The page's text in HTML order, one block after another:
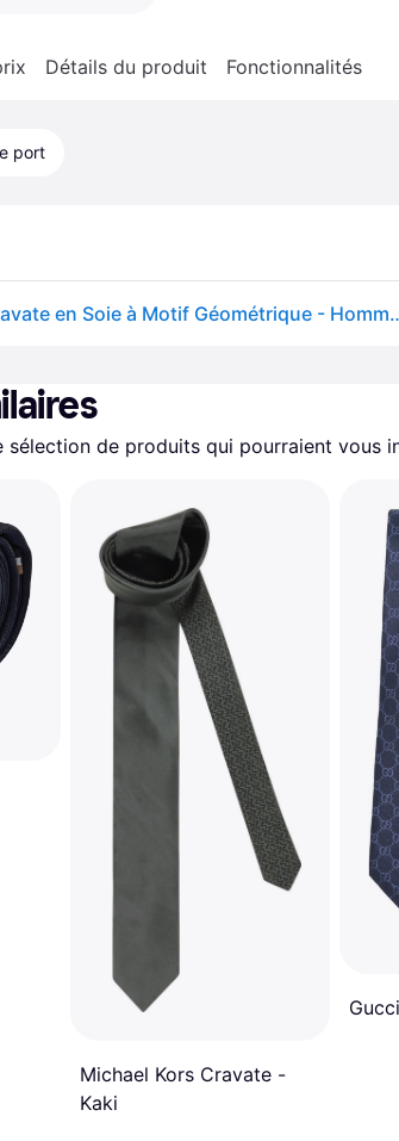
Détails du produit Fonctionnalités
port
Emporio Armani - Cravate en Soie à
sélection de produits qui pourraient vous
Michael Kors Cravate -
Kaki